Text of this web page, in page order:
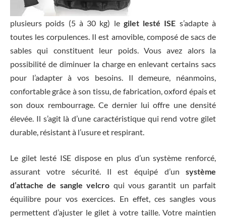
plusieurs poids (5 à 30 kg) le gilet lesté ISE s’adapte à
toutes les corpulences. Il est amovible, composé de sacs de
sables qui constituent leur poids. Vous avez alors la
possibilité de diminuer la charge en enlevant certains sacs
pour l’adapter à vos besoins. Il demeure, néanmoins,
confortable grâce à son tissu, de fabrication, oxford épais et
son doux rembourrage. Ce dernier lui offre une densité
élevée. Il s’agit là d’une caractéristique qui rend votre gilet
durable, résistant à l’usure et respirant.
Le gilet lesté ISE dispose en plus d’un système renforcé,
assurant votre sécurité. Il est équipé d’un système
d’attache de sangle velcro qui vous garantit un parfait
équilibre pour vos exercices. En effet, ces sangles vous
permettent d’ajuster le gilet à votre taille. Votre maintien